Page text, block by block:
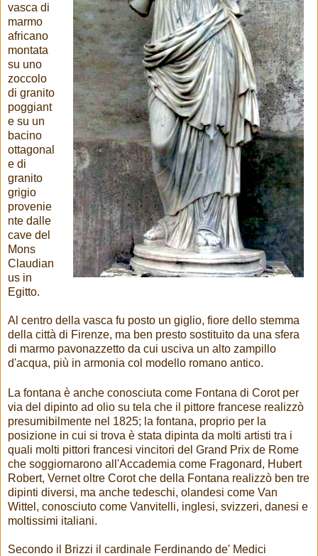
vasca di
marmo
africano
montata
su uno
zoccolo
di granito
poggiant
e su un
bacino
ottagonal
e di
granito
grigio
provenie
nte dalle
cave del
Mons
Claudian
us in
Egitto.
Al centro della vasca fu posto un giglio, fiore dello stemma
della città di Firenze, ma ben presto sostituito da una sfera
di marmo pavonazzetto da cui usciva un alto zampillo
d'acqua, più in armonia col modello romano antico.
La fontana è anche conosciuta come Fontana di Corot per
via del dipinto ad olio su tela che il pittore francese realizzò
presumibilmente nel 1825; la fontana, proprio per la
posizione in cui si trova è stata dipinta da molti artisti tra i
quali molti pittori francesi vincitori del Grand Prix de Rome
che soggiornarono all'Accademia come Fragonard, Hubert
Robert, Vernet oltre Corot che della Fontana realizzò ben tre
dipinti diversi, ma anche tedeschi, olandesi come Van
Wittel, conosciuto come Vanvitelli, inglesi, svizzeri, danesi e
moltissimi italiani.
Secondo il Brizzi il cardinale Ferdinando de' Medici